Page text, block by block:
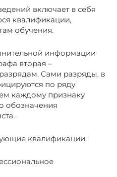
включает в себя
квалификации,
обучения.
информации
вторая –
Сами разряды, в
по ряду
каждому признаку
обозначения
квалификации: